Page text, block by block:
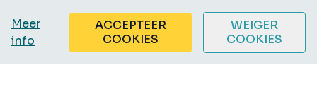
Meer
info
ACCEPTEER
COOKIES
WEIGER
COOKIES